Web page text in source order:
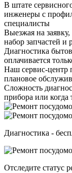
В штате
инженеры с
специалисты
Выезжая на
набор запчастей и
Диагностика
оплачивается
Наш сервис-центр
плановое
Сложность
прибора или когда
Диагностика -
Отследите статус